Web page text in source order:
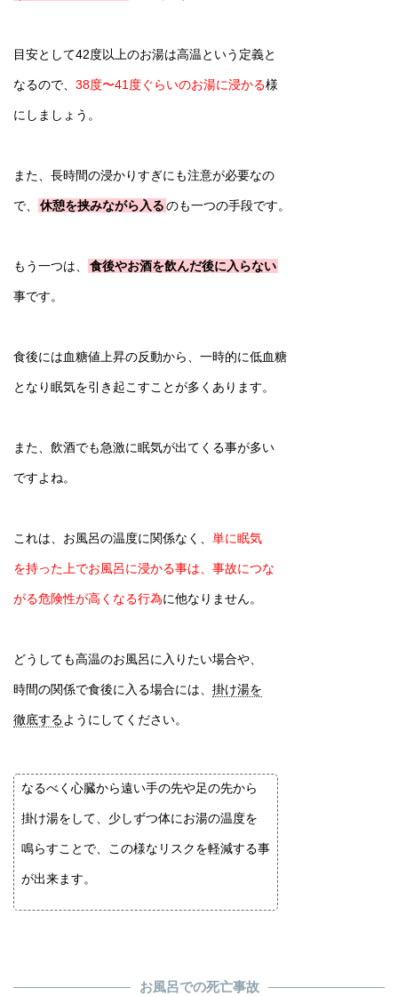
目安として42度以上のお湯は高温という定義と
なるので、 38度〜41度ぐらいのお湯に浸かる様
にしましょう。
また、長時間の浸かりすぎにも注意が必要なの
で、 休憩を挟みながら入るのも一つの手段です。
もう一つは、 食後やお酒を飲んだ後に入らない
事です。
食後には血糖値上昇の反動から、一時的に低血糖
となり眠気を引き起こすことが多くあります。
また、飲酒でも急激に眠気が出てくる事が多い
ですよね。
これは、お風呂の温度に関係なく、 単に眠気
を持った上でお風呂に浸かる事は、事故につな
がる危険性が高くなる行為に他なりません。
どうしても高温のお風呂に入りたい場合や、
時間の関係で食後に入る場合には、 掛け湯を
徹底するようにしてください。
なるべく心臓から遠い手の先や足の先から
掛け湯をして、少しずつ体にお湯の温度を
鳴らすことで、この様なリスクを軽減する事
が出来ます。
お風呂での死亡事故